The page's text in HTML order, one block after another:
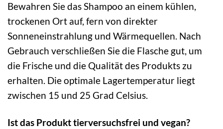
Bewahren Sie das Shampoo an einem kühlen,
trockenen Ort auf, fern von direkter
Sonneneinstrahlung und Wärmequellen. Nach
Gebrauch verschließen Sie die Flasche gut, um
die Frische und die Qualität des Produkts zu
erhalten. Die optimale Lagertemperatur liegt
zwischen 15 und 25 Grad Celsius.
Ist das Produkt tierversuchsfrei und vegan?